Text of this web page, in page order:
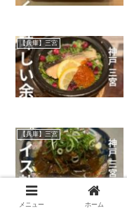
【兵庫】三宮
【兵庫】三宮
メニュー ホーム